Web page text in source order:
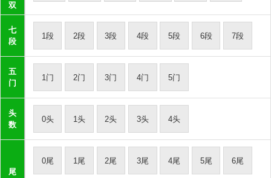
双
七
段
1段 2段 3段 4段 5段 6段 7段
五
门
1门 2门 3门 4门 5门
头
数
0头 1头 2头 3头 4头
尾
0尾 1尾 2尾 3尾 4尾 5尾 6尾